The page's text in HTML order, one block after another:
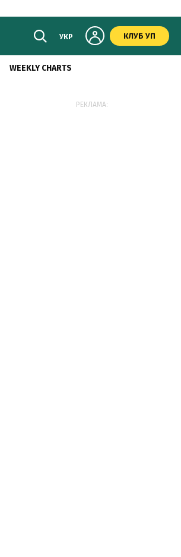
УКР КЛУБ УП
WEEKLY CHARTS
РЕКЛАМА: